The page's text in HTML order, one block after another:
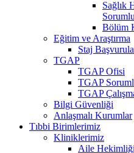
Sağlık
Bölüm
Eğitim ve Araştırma
Staj
TGAP
TGAP Ofisi
TGAP
TGAP
Bilgi Güvenliği
Anlaşmalı Kurumlar
Tıbbi Birimlerimiz
Kliniklerimiz
Aile Hekimliği